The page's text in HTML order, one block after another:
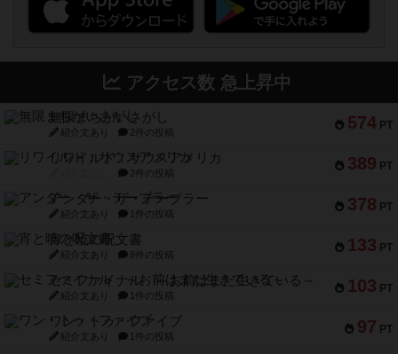
アクセス数 急上昇中
574 PT
無限まちがいさがし
紹介文あり 2件の投稿
389 PT
リワイルド：サウスアメリカ
2件の投稿
378 PT
アンダー・ザ・テーブラー
紹介文あり 1件の投稿
133 PT
宵と暁の呪文書
紹介文あり 8件の投稿
103 PT
セミファイナル ～お前はまだ生きている～
紹介文あり 1件の投稿
97 PT
ワン・トゥ・ファイブ
紹介文あり 1件の投稿